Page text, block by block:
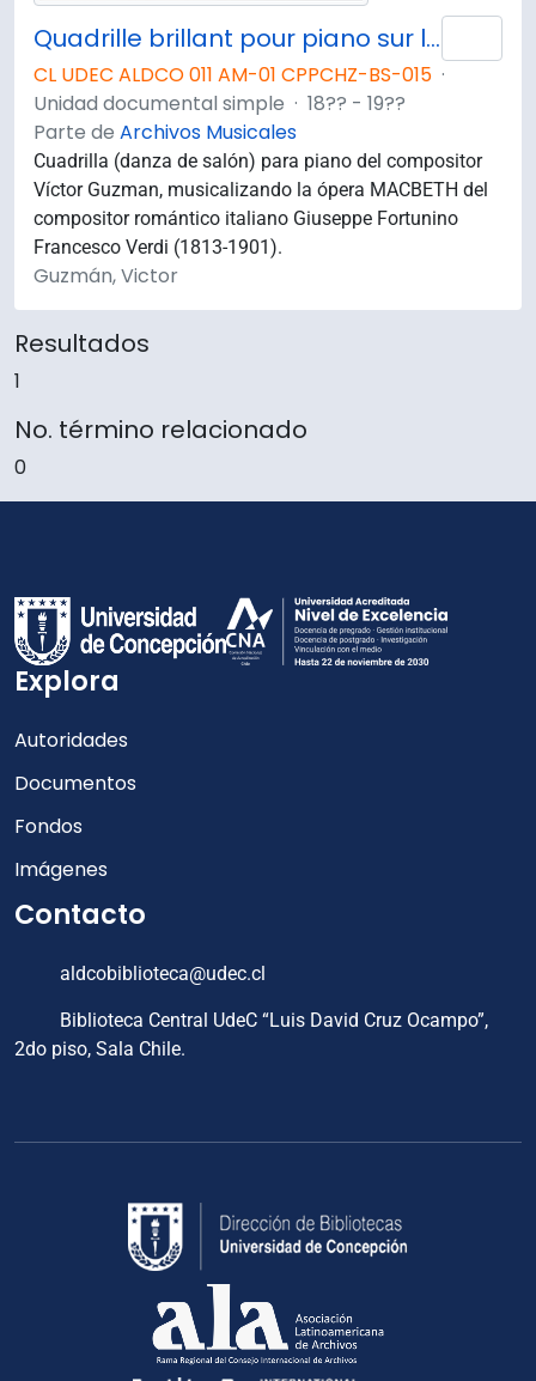
Quadrille brillant pour piano sur l'opéra MACBETH
CL UDEC ALDCO 011 AM-01 CPPCHZ-BS-015 ·
Unidad documental simple · 18?? - 19??
Parte de Archivos Musicales
Cuadrilla (danza de salón) para piano del compositor
Víctor Guzman, musicalizando la ópera MACBETH del
compositor romántico italiano Giuseppe Fortunino
Francesco Verdi (1813-1901).
Guzmán, Victor
Resultados
1
No. término relacionado
0
Explora
Autoridades
Documentos
Fondos
Imágenes
Contacto
aldcobiblioteca@udec.cl
Biblioteca Central UdeC “Luis David Cruz Ocampo”,
2do piso, Sala Chile.